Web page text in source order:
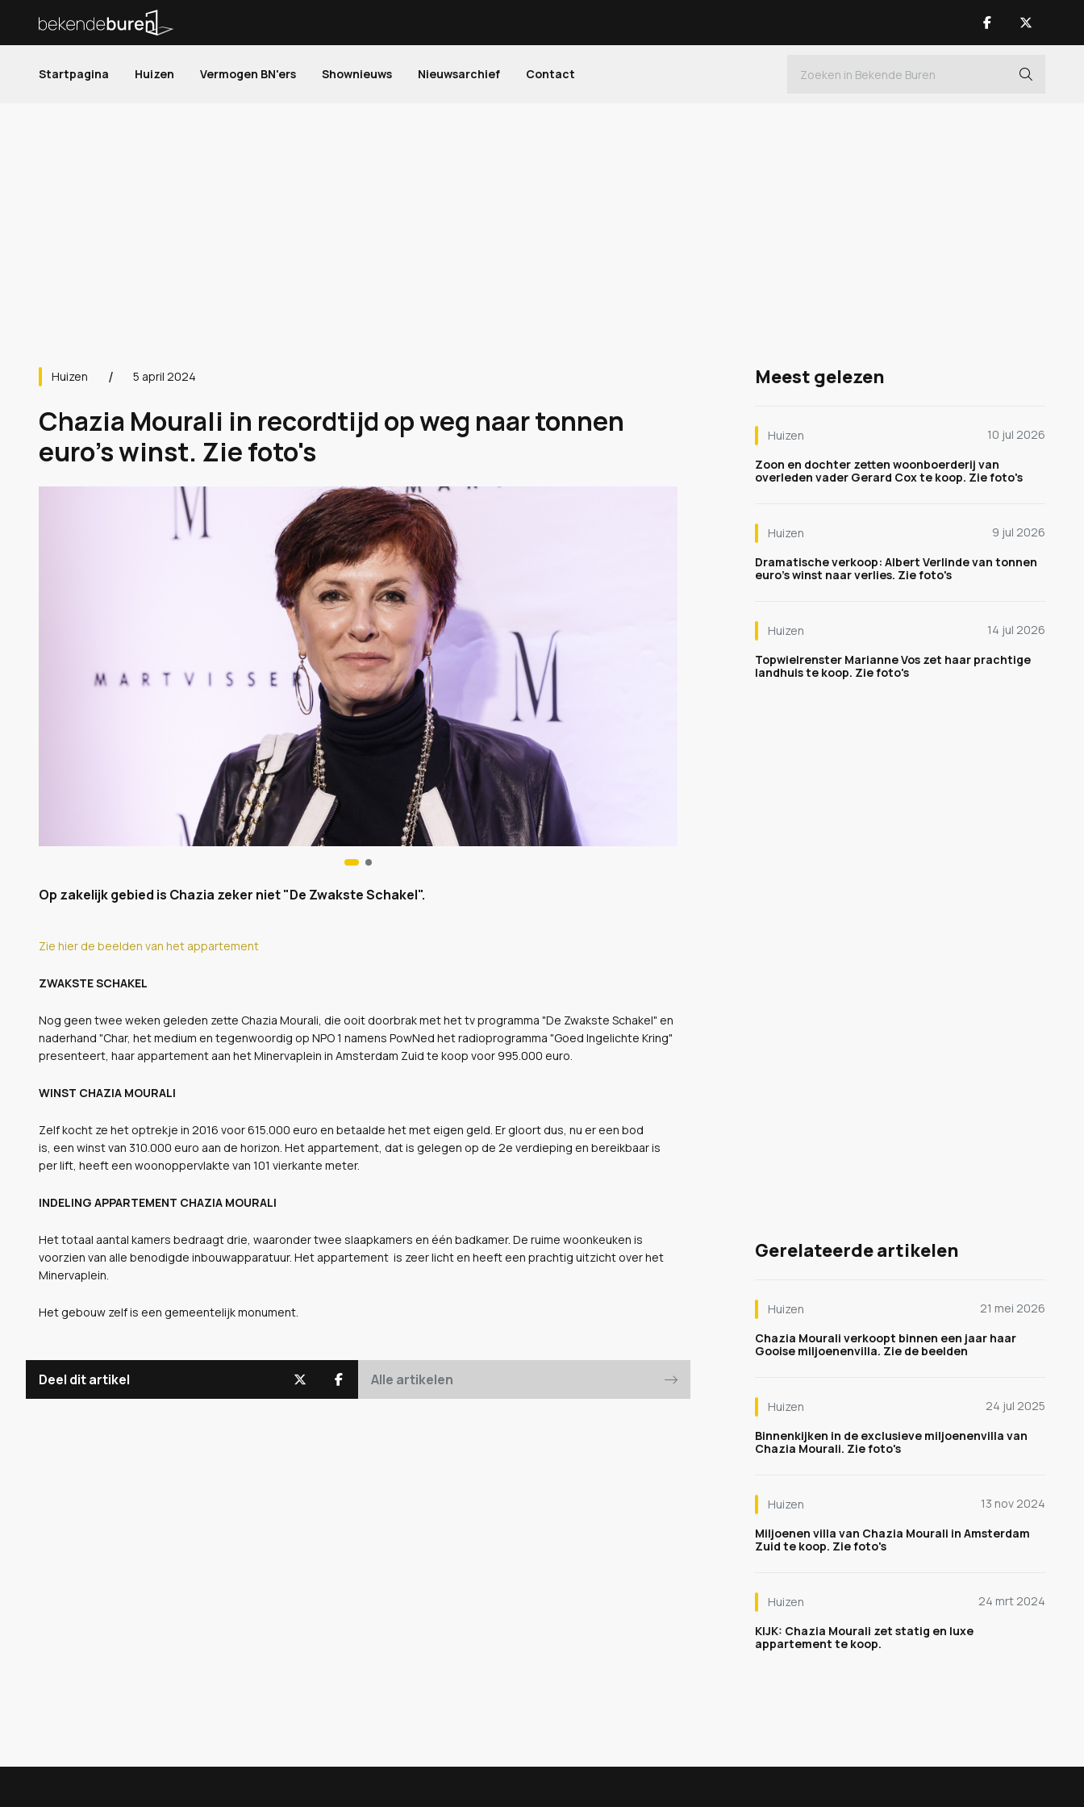
Startpagina Huizen Vermogen BN'ers Shownieuws Nieuwsarchief Contact
Huizen 5 april 2024
Chazia Mourali in recordtijd op weg naar tonnen
euro's winst. Zie foto's
Op zakelijk gebied is Chazia zeker niet "De Zwakste Schakel".
Zie hier de beelden van het appartement
ZWAKSTE SCHAKEL
Nog geen twee weken geleden zette Chazia Mourali, die ooit doorbrak met het tv programma "De Zwakste Schakel" en
naderhand "Char, het medium en tegenwoordig op NPO 1 namens PowNed het radioprogramma "Goed Ingelichte Kring"
presenteert, haar appartement aan het Minervaplein in Amsterdam Zuid te koop voor 995.000 euro.
WINST CHAZIA MOURALI
Zelf kocht ze het optrekje in 2016 voor 615.000 euro en betaalde het met eigen geld. Er gloort dus, nu er een bod
is, een winst van 310.000 euro aan de horizon. Het appartement, dat is gelegen op de 2e verdieping en bereikbaar is
per lift, heeft een woonoppervlakte van 101 vierkante meter.
INDELING APPARTEMENT CHAZIA MOURALI
Het totaal aantal kamers bedraagt drie, waaronder twee slaapkamers en één badkamer. De ruime woonkeuken is
voorzien van alle benodigde inbouwapparatuur. Het appartement is zeer licht en heeft een prachtig uitzicht over het
Minervaplein.
Het gebouw zelf is een gemeentelijk monument.
Deel dit artikel Alle artikelen
Meest gelezen
Huizen
10 jul 2026
Zoon en dochter zetten woonboerderij van
overleden vader Gerard Cox te koop. Zie foto's
Huizen
9 jul 2026
Dramatische verkoop: Albert Verlinde van tonnen
euro's winst naar verlies. Zie foto's
Huizen
14 jul 2026
Topwielrenster Marianne Vos zet haar prachtige
landhuis te koop. Zie foto's
Gerelateerde artikelen
Huizen
21 mei 2026
Chazia Mourali verkoopt binnen een jaar haar
Gooise miljoenenvilla. Zie de beelden
Huizen
24 jul 2025
Binnenkijken in de exclusieve miljoenenvilla van
Chazia Mourali. Zie foto's
Huizen
13 nov 2024
Miljoenen villa van Chazia Mourali in Amsterdam
Zuid te koop. Zie foto's
Huizen
24 mrt 2024
KIJK: Chazia Mourali zet statig en luxe
appartement te koop.